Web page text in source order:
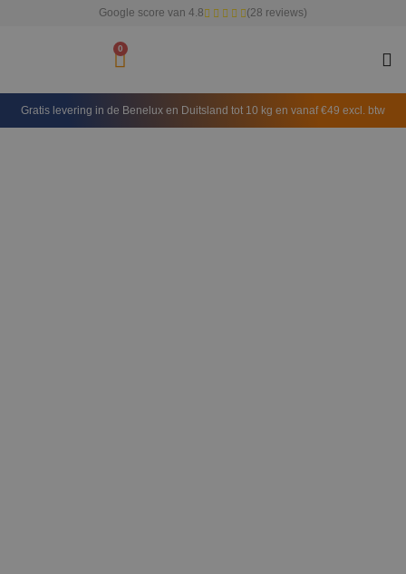
Google score van 4.8 (28 reviews)
0
Gratis levering in de Benelux en Duitsland tot 10 kg en vanaf €49 excl. btw